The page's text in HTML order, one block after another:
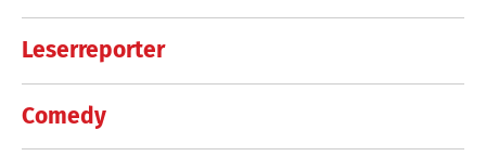
Leserreporter
Comedy